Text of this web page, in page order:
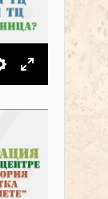
звук
Настройки
На весь